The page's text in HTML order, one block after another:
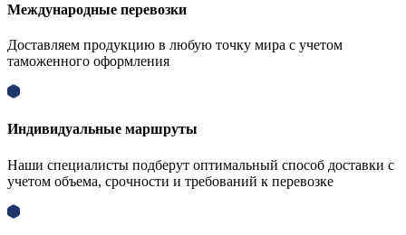
Международные перевозки
Доставляем продукцию в любую точку мира с учетом
таможенного оформления
Индивидуальные маршруты
Наши специалисты подберут оптимальный способ доставки с
учетом объема, срочности и требований к перевозке